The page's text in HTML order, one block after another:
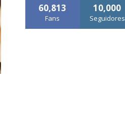
60,813
Fans
10,000
Seguidores